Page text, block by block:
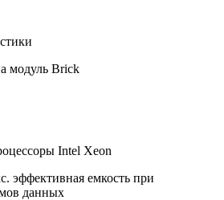
модуль Brick
Intel Xeon
эффективная емкость при
данных